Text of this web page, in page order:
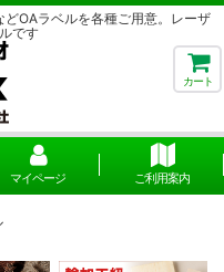
OAラベルを各種ご用意。レーザ
です
カート
マイページ ご利用案内